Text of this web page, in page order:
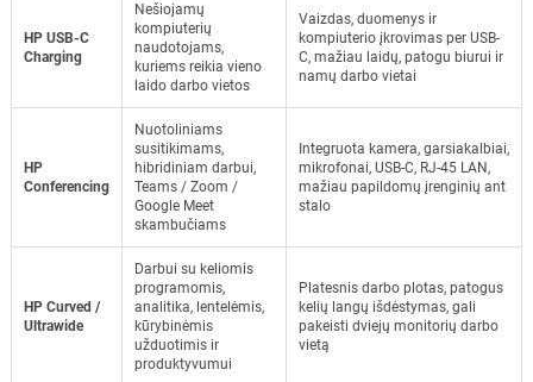
HP USB-C
Charging
Nešiojamų
kompiuterių
naudotojams,
kuriems reikia vieno
laido darbo vietos
Vaizdas, duomenys ir
kompiuterio įkrovimas per USB-
C, mažiau laidų, patogu biurui ir
namų darbo vietai
HP
Conferencing
Nuotoliniams
susitikimams,
hibridiniam darbui,
Teams / Zoom /
Google Meet
skambučiams
Integruota kamera, garsiakalbiai,
mikrofonai, USB-C, RJ-45 LAN,
mažiau papildomų įrenginių ant
stalo
HP Curved /
Ultrawide
Darbui su keliomis
programomis,
analitika, lentelėmis,
kūrybinėmis
užduotimis ir
produktyvumui
Platesnis darbo plotas, patogus
kelių langų išdėstymas, gali
pakeisti dviejų monitorių darbo
vietą